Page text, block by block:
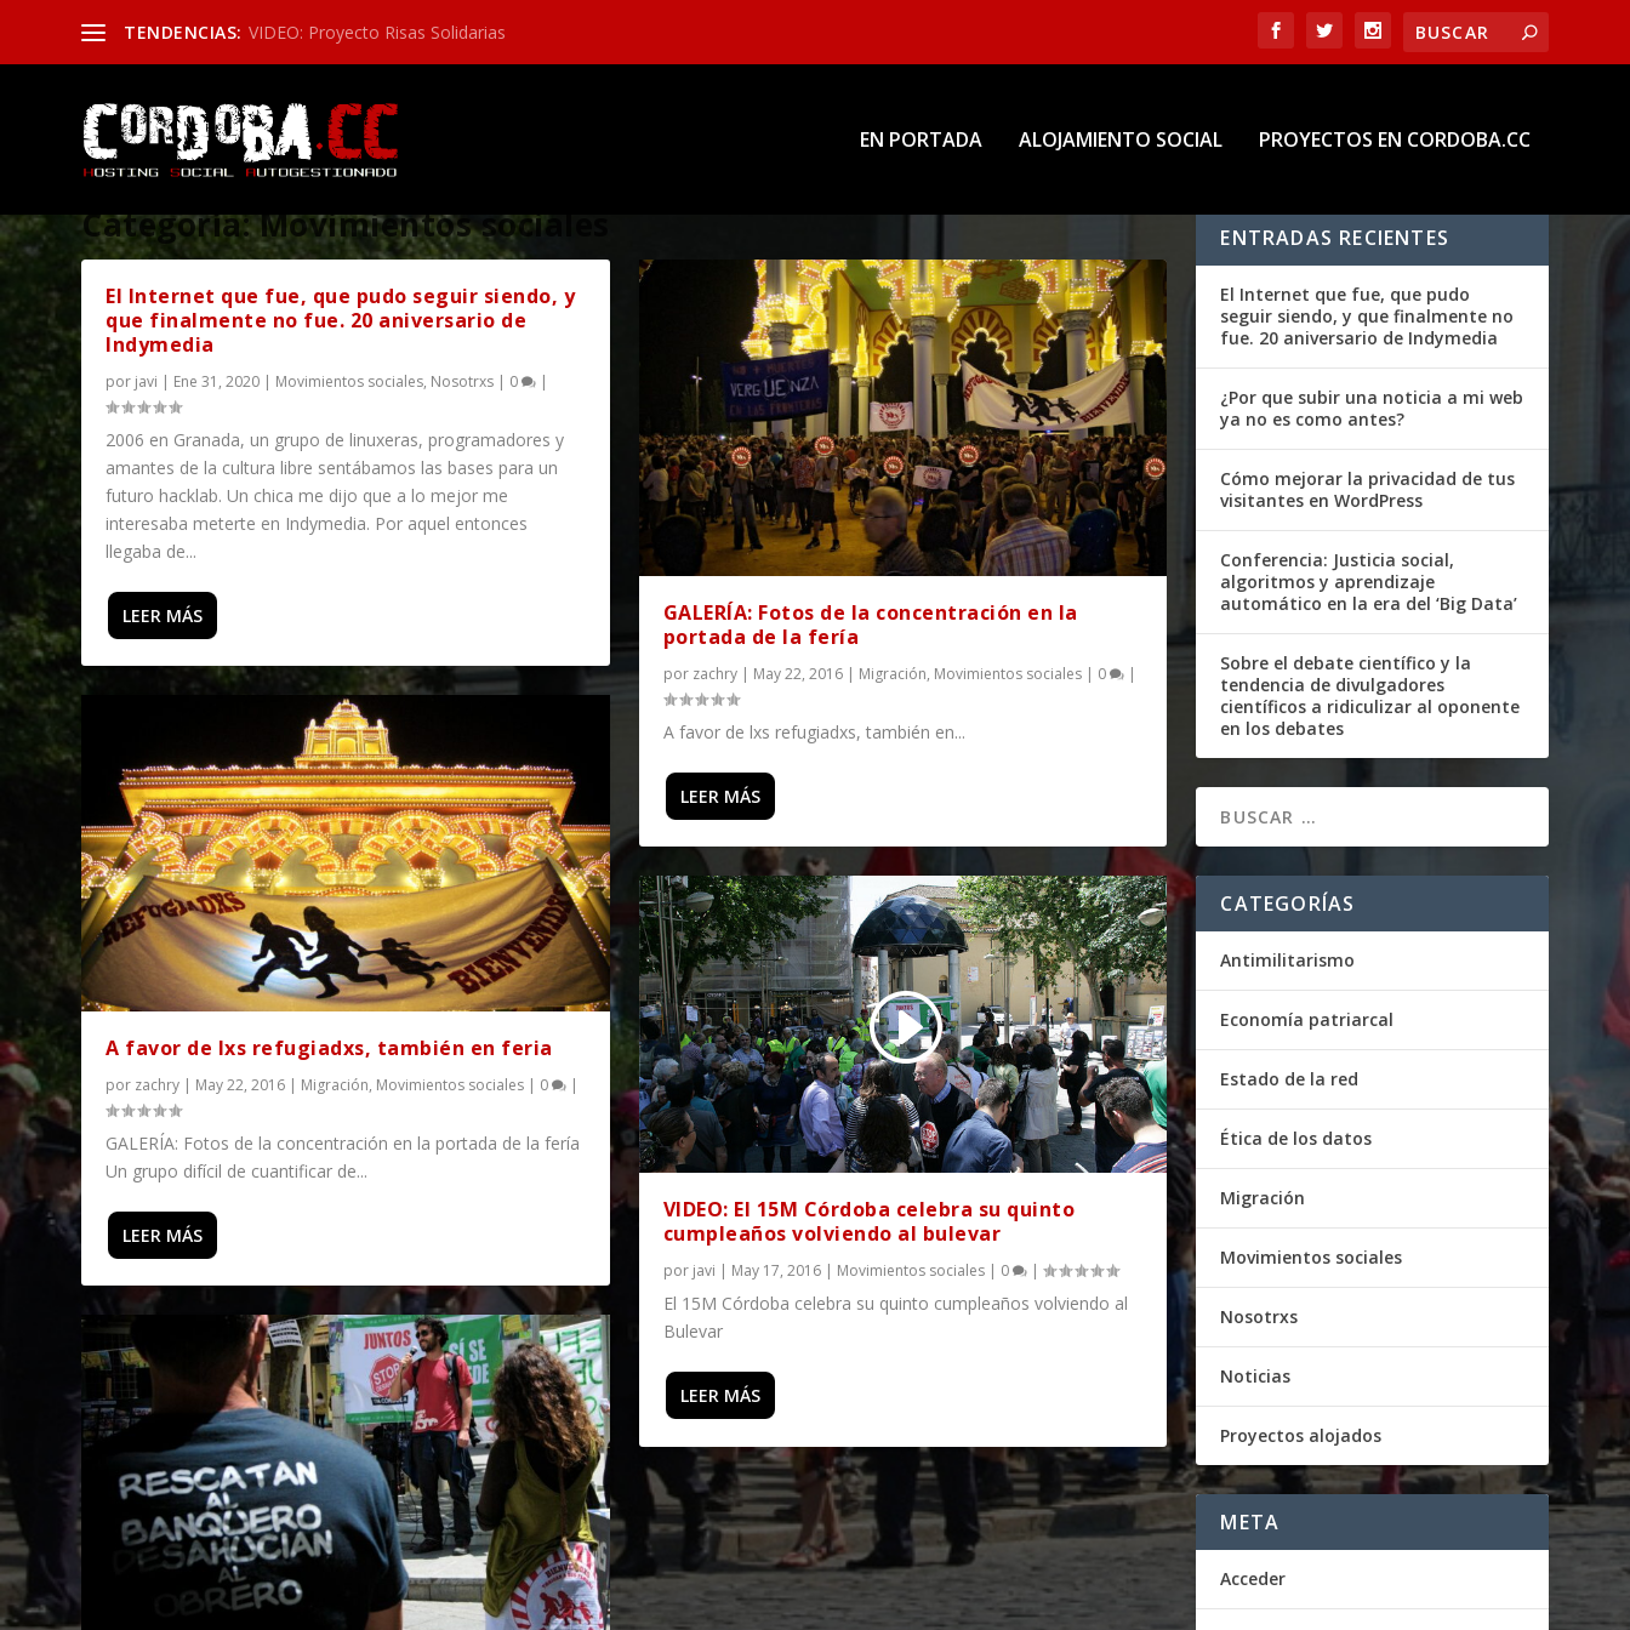
TENDENCIAS: VIDEO: Proyecto Risas Solidarias
EN PORTADA ALOJAMIENTO SOCIAL PROYECTOS EN CORDOBA.CC
Categoría:Movimientos sociales
El Internet que fue, que pudo seguir siendo, y
que finalmente no fue. 20 aniversario de
Indymedia
por javi | Ene 31, 2020 | Movimientos sociales, Nosotrxs | 0 |
2006 en Granada, un grupo de linuxeras, programadores y
amantes de la cultura libre sentábamos las bases para un
futuro hacklab. Un chica me dijo que a lo mejor me
interesaba meterte en Indymedia. Por aquel entonces
llegaba de...
LEER MÁS
A favor de lxs refugiadxs, también en feria
por zachry | May 22, 2016 | Migración, Movimientos sociales | 0 |
GALERÍA: Fotos de la concentración en la portada de la fería
Un grupo difícil de cuantificar de...
LEER MÁS
GALERÍA: Fotos de la concentración en la
portada de la fería
por zachry| May 22, 2016| Migración, Movimientos sociales| 0 |
A favor de lxs refugiadxs, también en...
LEER MÁS
VIDEO: El 15M Córdoba celebra su quinto
cumpleaños volviendo al bulevar
por javi | May 17, 2016| Movimientos sociales| 0 |
El 15M Córdoba celebra su quinto cumpleaños volviendo al
Bulevar
LEER MÁS
ENTRADAS RECIENTES
El Internet que fue, que pudo
seguir siendo, y que finalmente no
fue. 20 aniversario de Indymedia
¿Por que subir una noticia a mi web
ya no es como antes?
Cómo mejorar la privacidad de tus
visitantes en WordPress
Conferencia: Justicia social,
algoritmos y aprendizaje
automático en la era del ‘Big Data’
Sobre el debate científico y la
tendencia de divulgadores
científicos a ridiculizar al oponente
en los debates
CATEGORÍAS
Antimilitarismo
Economía patriarcal
Estado de la red
Ética de los datos
Migración
Movimientos sociales
Nosotrxs
Noticias
Proyectos alojados
META
Acceder